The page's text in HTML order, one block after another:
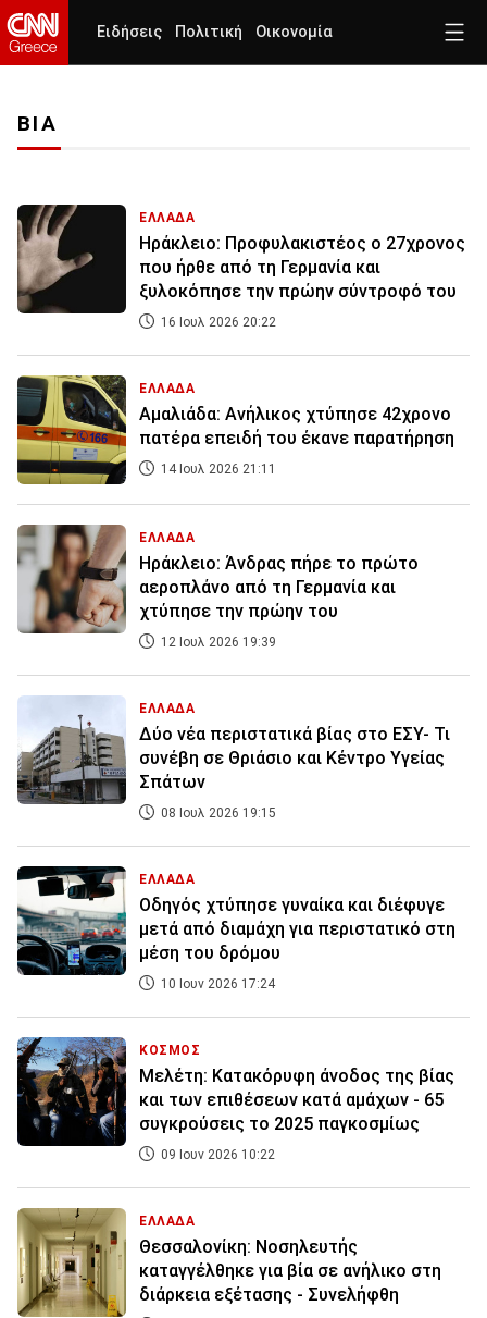
Ειδήσεις Πολιτική Οικονομία
ΒΙΑ
ΕΛΛΑΔΑ
Ηράκλειο: Προφυλακιστέος ο 27χρονος
που ήρθε από τη Γερμανία και
ξυλοκόπησε την πρώην σύντροφό του
16 Ιουλ 2026 20:22
ΕΛΛΑΔΑ
Αμαλιάδα: Ανήλικος χτύπησε 42χρονο
πατέρα επειδή του έκανε παρατήρηση
14 Ιουλ 2026 21:11
ΕΛΛΑΔΑ
Ηράκλειο: Άνδρας πήρε το πρώτο
αεροπλάνο από τη Γερμανία και
χτύπησε την πρώην του
12 Ιουλ 2026 19:39
ΕΛΛΑΔΑ
Δύο νέα περιστατικά βίας στο ΕΣΥ- Τι
συνέβη σε Θριάσιο και Κέντρο Υγείας
Σπάτων
08 Ιουλ 2026 19:15
ΕΛΛΑΔΑ
Οδηγός χτύπησε γυναίκα και διέφυγε
μετά από διαμάχη για περιστατικό στη
μέση του δρόμου
10 Ιουν 2026 17:24
ΚΟΣΜΟΣ
Μελέτη: Κατακόρυφη άνοδος της βίας
και των επιθέσεων κατά αμάχων - 65
συγκρούσεις το 2025 παγκοσμίως
09 Ιουν 2026 10:22
ΕΛΛΑΔΑ
Θεσσαλονίκη: Νοσηλευτής
καταγγέλθηκε για βία σε ανήλικο στη
διάρκεια εξέτασης - Συνελήφθη